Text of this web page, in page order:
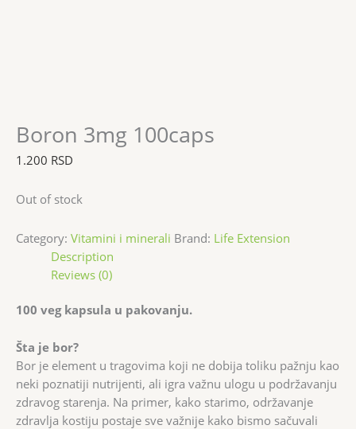
Boron 3mg 100caps
1.200 RSD
Out of stock
Category: Vitamini i minerali Brand: Life Extension
Description
Reviews (0)
100 veg kapsula u pakovanju.
Šta je bor?
Bor je element u tragovima koji ne dobija toliku pažnju kao
neki poznatiji nutrijenti, ali igra važnu ulogu u podržavanju
zdravog starenja. Na primer, kako starimo, održavanje
zdravlja kostiju postaje sve važnije kako bismo sačuvali